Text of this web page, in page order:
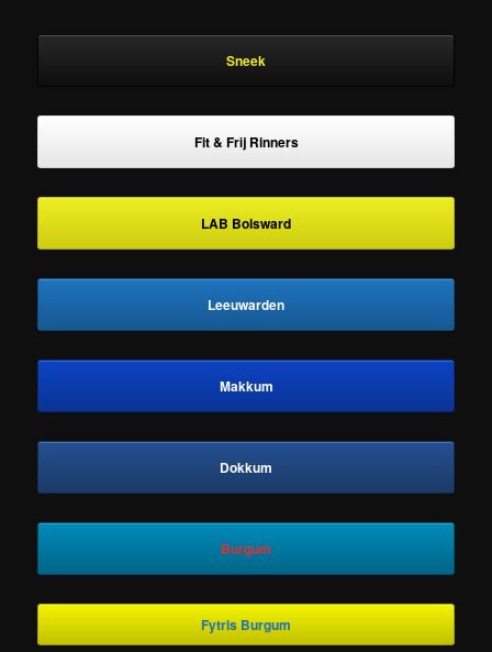
Sneek
Fit & Frij Rinners
LAB Bolsward
Leeuwarden
Makkum
Dokkum
Burgum
Fytris Burgum